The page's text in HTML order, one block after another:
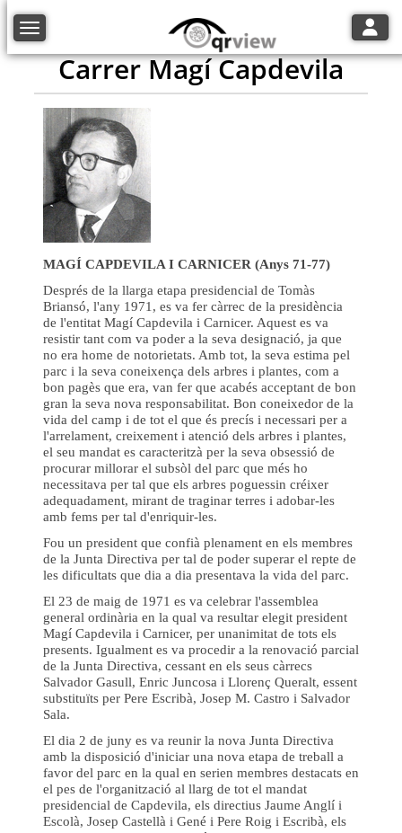
Toggle navigation
Carrer Magí Capdevila
MAGÍ CAPDEVILA I CARNICER (Anys 71-77)
Després de la llarga etapa presidencial de Tomàs
Briansó, l'any 1971, es va fer càrrec de la presidència
de l'entitat Magí Capdevila i Carnicer. Aquest es va
resistir tant com va poder a la seva designació, ja que
no era home de notorietats. Amb tot, la seva estima pel
parc i la seva coneixença dels arbres i plantes, com a
bon pagès que era, van fer que acabés acceptant de bon
gran la seva nova responsabilitat. Bon coneixedor de la
vida del camp i de tot el que és precís i necessari per a
l'arrelament, creixement i atenció dels arbres i plantes,
el seu mandat es caracteritzà per la seva obsessió de
procurar millorar el subsòl del parc que més ho
necessitava per tal que els arbres poguessin créixer
adequadament, mirant de traginar terres i adobar-les
amb fems per tal d'enriquir-les.
Fou un president que confià plenament en els membres
de la Junta Directiva per tal de poder superar el repte de
les dificultats que dia a dia presentava la vida del parc.
El 23 de maig de 1971 es va celebrar l'assemblea
general ordinària en la qual va resultar elegit president
Magí Capdevila i Carnicer, per unanimitat de tots els
presents. Igualment es va procedir a la renovació parcial
de la Junta Directiva, cessant en els seus càrrecs
Salvador Gasull, Enric Juncosa i Llorenç Queralt, essent
substituïts per Pere Escribà, Josep M. Castro i Salvador
Sala.
El dia 2 de juny es va reunir la nova Junta Directiva
amb la disposició d'iniciar una nova etapa de treball a
favor del parc en la qual en serien membres destacats en
el pes de l'organització al llarg de tot el mandat
presidencial de Capdevila, els directius Jaume Anglí i
Escolà, Josep Castellà i Gené i Pere Roig i Escribà, els